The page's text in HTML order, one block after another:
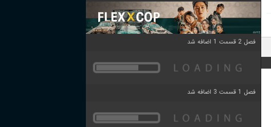
فصل 2 قسمت 1 اضافه شد
فصل 1 قسمت 3 اضافه شد